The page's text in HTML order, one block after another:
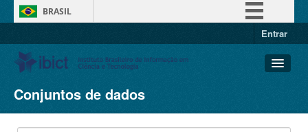
BRASIL
Entrar
Conjuntos de dados
Organizações
Conjuntos de dados